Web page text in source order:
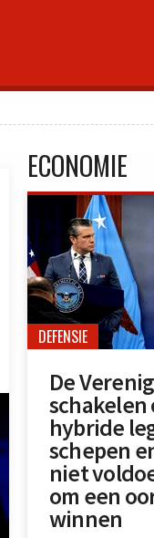
ECONOMIE
DEFENSIE
De
schakelen
hybride
schepen
niet
om een
winnen